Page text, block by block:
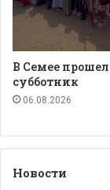
В Семее прошел
субботник
06.08.2026
Новости